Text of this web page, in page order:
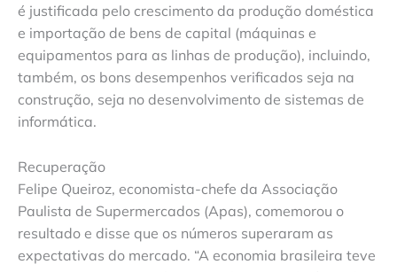
é justificada pelo crescimento da produção doméstica
e importação de bens de capital (máquinas e
equipamentos para as linhas de produção), incluindo,
também, os bons desempenhos verificados seja na
construção, seja no desenvolvimento de sistemas de
informática.
Recuperação
Felipe Queiroz, economista-chefe da Associação
Paulista de Supermercados (Apas), comemorou o
resultado e disse que os números superaram as
expectativas do mercado. “A economia brasileira teve